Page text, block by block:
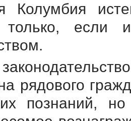
Колумбия
только,
рядового
познаний,